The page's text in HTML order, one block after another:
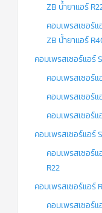
ZB น้ำยาแอร์
คอมเพรสเซอร์
ZB น้ำยาแอร์
คอมเพรสเซอร์แอร์
คอมเพรสเซอร์
คอมเพรสเซอร์
คอมเพรสเซอร์
คอมเพรสเซอร์แอร์
คอมเพรสเซอร์แ
R22
คอมเพรสเซอร์แอร์
คอมเพรสเซอร์